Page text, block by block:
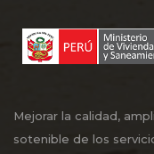
Mejorar la calidad,
sotenible de los